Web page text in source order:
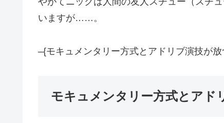
いますが……。
–{モキュメンタリー方式とアドリブ演技が
モキュメンタリー方式とアド